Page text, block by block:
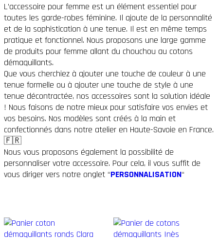
L’accessoire pour femme est un élément essentiel pour
toutes les garde-robes féminine. Il ajoute de la personnalité
et de la sophistication à une tenue. Il est en même temps
pratique et fonctionnel. Nous proposons une large gamme
de produits pour femme allant du chouchou au cotons
démaquillants.
Que vous cherchiez à ajouter une touche de couleur à une
tenue formelle ou à ajouter une touche de style à une
tenue décontractée, nos accessoires sont la solution idéale
! Nous faisons de notre mieux pour satisfaire vos envies et
vos besoins. Nos modèles sont créés à la main et
confectionnés dans notre atelier en Haute-Savoie en France.
🇫🇷
Nous vous proposons également la possibilité de
personnaliser votre accessoire. Pour cela, il vous suffit de
vous diriger vers notre onglet “PERSONNALISATION“